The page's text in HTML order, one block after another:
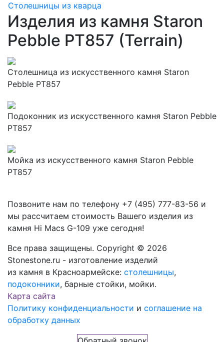
Столешницы из кварца
Изделия из камня Staron
Pebble PT857 (Terrain)
Столешница из искусственного камня Staron
Pebble PT857
Подоконник из искусственного камня Staron Pebble
PT857
Мойка из искусственного камня Staron Pebble
PT857
Позвоните нам по телефону +7 (495) 777-83-56 и
мы рассчитаем стоимость Вашего изделия из
камня Hi Macs G-109 уже сегодня!
Все права защищены. Copyright © 2026
Stonestone.ru - изготовление изделий
из камня в Красноармейске: столешницы,
подоконники, барные стойки, мойки.
Карта сайта
Политику конфиденциальности и соглашение на
обработку данных